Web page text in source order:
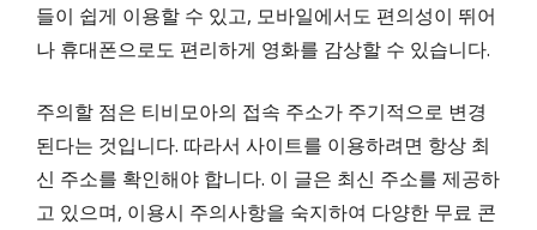
들이 쉽게 이용할 수 있고, 모바일에서도 편의성이 뛰어
나 휴대폰으로도 편리하게 영화를 감상할 수 있습니다.
주의할 점은 티비모아의 접속 주소가 주기적으로 변경
된다는 것입니다. 따라서 사이트를 이용하려면 항상 최
신 주소를 확인해야 합니다. 이 글은 최신 주소를 제공하
고 있으며, 이용시 주의사항을 숙지하여 다양한 무료 콘